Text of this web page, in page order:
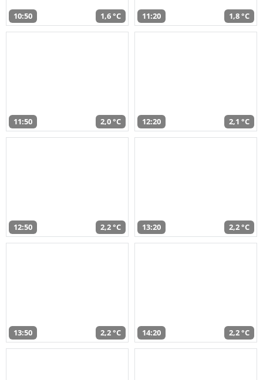
10:50 1,6 °C 11:20 1,8 °C
11:50 2,0 °C 12:20 2,1 °C
12:50 2,2 °C 13:20 2,2 °C
13:50 2,2 °C 14:20 2,2 °C